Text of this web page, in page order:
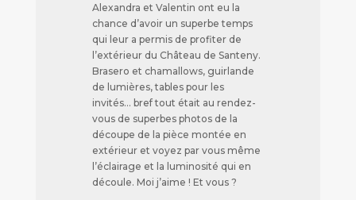
Alexandra et Valentin ont eu la
chance d’avoir un superbe temps
qui leur a permis de profiter de
l’extérieur du Château de Santeny.
Brasero et chamallows, guirlande
de lumières, tables pour les
invités… bref tout était au rendez-
vous de superbes photos de la
découpe de la pièce montée en
extérieur et voyez par vous même
l’éclairage et la luminosité qui en
découle. Moi j’aime ! Et vous ?